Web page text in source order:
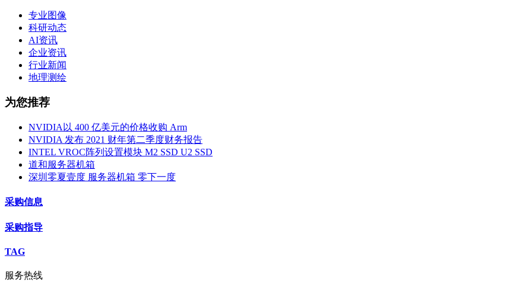
专业图像
科研动态
AI资讯
企业资讯
行业新闻
地理测绘
为您推荐
NVIDIA以 400 亿美元的价格收购 Arm
NVIDIA 发布 2021 财年第二季度财务报告
INTEL VROC阵列设置模块 M2 SSD U2 SSD
道和服务器机箱
深圳零夏壹度 服务器机箱 零下一度
采购信息
采购指导
TAG
服务热线